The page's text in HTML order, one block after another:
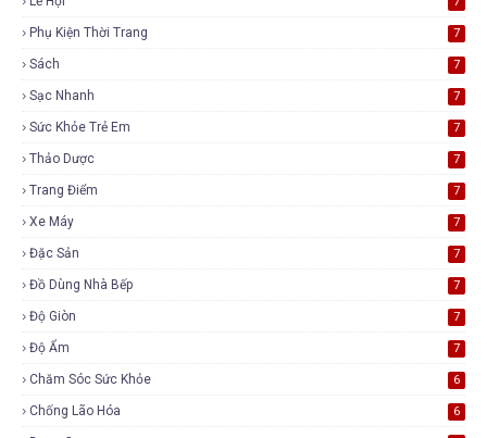
Phụ Kiện Thời Trang 7
Sách 7
Sạc Nhanh 7
Sức Khỏe Trẻ Em 7
Thảo Dược 7
Trang Điểm 7
Xe Máy 7
Đặc Sản 7
Đồ Dùng Nhà Bếp 7
Độ Giòn 7
Độ Ẩm 7
Chăm Sóc Sức Khỏe 6
Chống Lão Hóa 6